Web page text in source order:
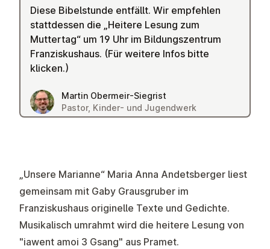
Diese Bibelstunde entfällt. Wir empfehlen
stattdessen die „Heitere Lesung zum
Muttertag“ um 19 Uhr im Bildungszentrum
Franziskushaus. (Für weitere Infos bitte
klicken.)
Martin Obermeir-Siegrist
Pastor, Kinder- und Jugendwerk
„Unsere Marianne“ Maria Anna Andetsberger liest
gemeinsam mit Gaby Grausgruber im
Franziskushaus originelle Texte und Gedichte.
Musikalisch umrahmt wird die heitere Lesung von
"iawent amoi 3 Gsang" aus Pramet.